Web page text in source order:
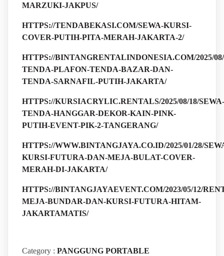
MARZUKI-JAKPUS/
HTTPS://TENDABEKASI.COM/SEWA-KURSI-
COVER-PUTIH-PITA-MERAH-JAKARTA-2/
HTTPS://BINTANGRENTALINDONESIA.COM/2025/08/
TENDA-PLAFON-TENDA-BAZAR-DAN-
TENDA-SARNAFIL-PUTIH-JAKARTA/
HTTPS://KURSIACRYLIC.RENTALS/2025/08/18/SEWA-
TENDA-HANGGAR-DEKOR-KAIN-PINK-
PUTIH-EVENT-PIK-2-TANGERANG/
HTTPS://WWW.BINTANGJAYA.CO.ID/2025/01/28/
KURSI-FUTURA-DAN-MEJA-BULAT-COVER-
MERAH-DI-JAKARTA/
HTTPS://BINTANGJAYAEVENT.COM/2023/05/12/
MEJA-BUNDAR-DAN-KURSI-FUTURA-HITAM-
JAKARTAMATIS/
Category : PANGGUNG PORTABLE